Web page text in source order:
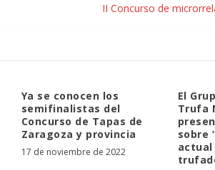
II Concurso de
Ya se conocen los
semifinalistas del
Concurso de Tapas de
Zaragoza y provincia
17 de noviembre de 2022
El
Trufa
sobre
actual